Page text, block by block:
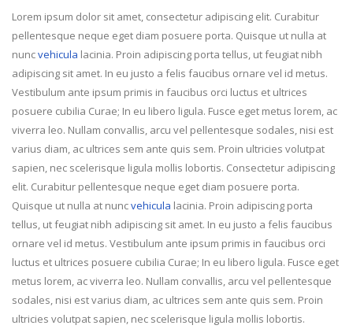
Lorem ipsum dolor sit amet, consectetur adipiscing elit. Curabitur
pellentesque neque eget diam posuere porta. Quisque ut nulla at
nuncvehicula lacinia. Proin adipiscing porta tellus, ut feugiat nibh
adipiscing sit amet. In eu justo a felis faucibus ornare vel id metus.
Vestibulum ante ipsum primis in faucibus orci luctus et ultrices
posuere cubilia Curae; In eu libero ligula. Fusce eget metus lorem, ac
viverra leo. Nullam convallis, arcu vel pellentesque sodales, nisi est
varius diam, ac ultrices sem ante quis sem. Proin ultricies volutpat
sapien, nec scelerisque ligula mollis lobortis. Consectetur adipiscing
elit. Curabitur pellentesque neque eget diam posuere porta.
Quisque ut nulla at nuncvehicula lacinia. Proin adipiscing porta
tellus, ut feugiat nibh adipiscing sit amet. In eu justo a felis faucibus
ornare vel id metus. Vestibulum ante ipsum primis in faucibus orci
luctus et ultrices posuere cubilia Curae; In eu libero ligula. Fusce eget
metus lorem, ac viverra leo. Nullam convallis, arcu vel pellentesque
sodales, nisi est varius diam, ac ultrices sem ante quis sem. Proin
ultricies volutpat sapien, nec scelerisque ligula mollis lobortis.